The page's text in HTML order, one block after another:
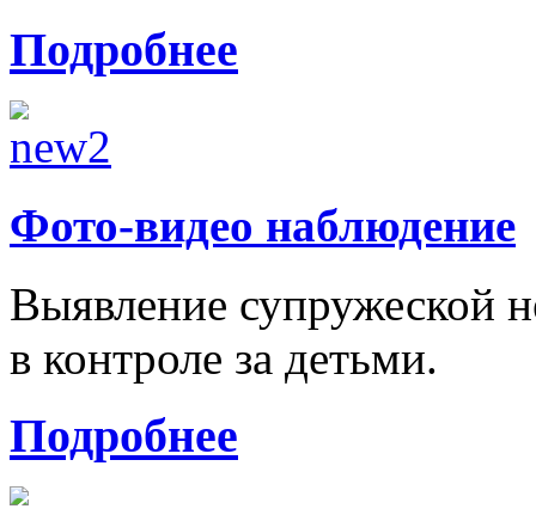
Подробнее
Фото-видео наблюдение
Выявление супружеской
в контроле за детьми.
Подробнее